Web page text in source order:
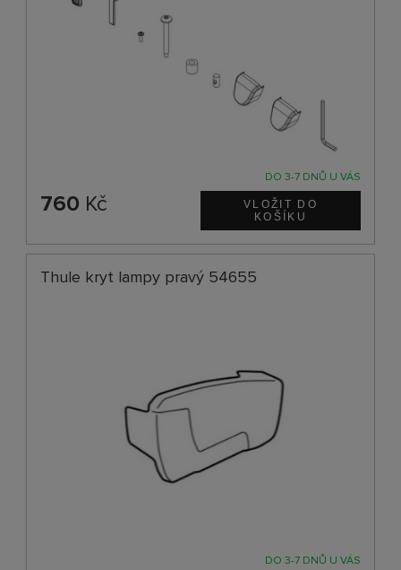
DO 3-7 DNŮ U VÁS
760 Kč
Thule kryt lampy pravý 54655
DO 3-7 DNŮ U VÁS